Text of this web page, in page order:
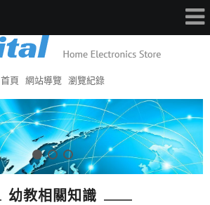
首頁 網站導覽 瀏覽紀錄
幼教相關知識